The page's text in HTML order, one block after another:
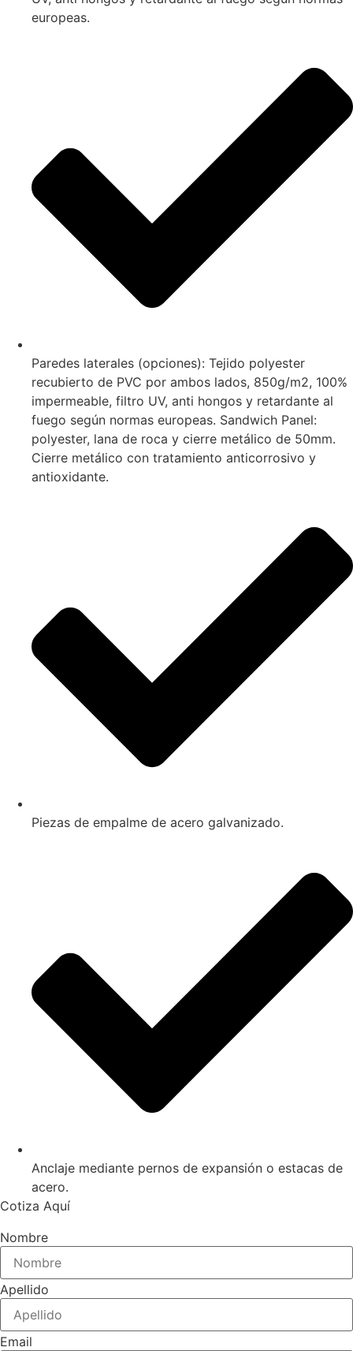
europeas.
Paredes laterales (opciones): Tejido polyester
recubierto de PVC por ambos lados, 850g/m2, 100%
impermeable, filtro UV, anti hongos y retardante al
fuego según normas europeas. Sandwich Panel:
polyester, lana de roca y cierre metálico de 50mm.
Cierre metálico con tratamiento anticorrosivo y
antioxidante.
Piezas de empalme de acero galvanizado.
Anclaje mediante pernos de expansión o estacas de
acero.
Cotiza Aquí
Nombre
Apellido
Email